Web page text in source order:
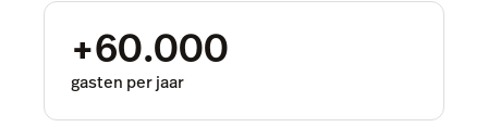
+60.000
gasten per jaar